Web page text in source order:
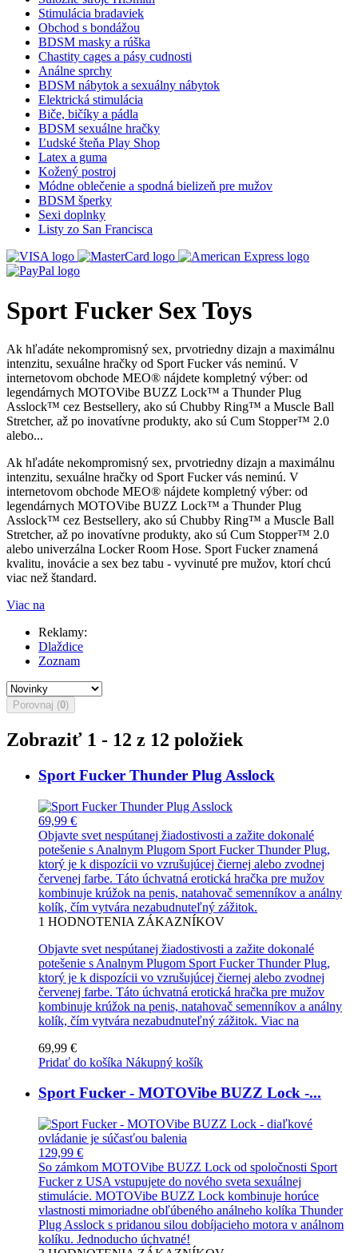
Stimulácia bradaviek
Obchod s bondážou
BDSM masky a rúška
Chastity cages a pásy cudnosti
Análne sprchy
BDSM nábytok a sexuálny nábytok
Elektrická stimulácia
Biče, bičíky a pádla
BDSM sexuálne hračky
Ľudské šteňa Play Shop
Latex a guma
Kožený postroj
Módne oblečenie a spodná bielizeň pre mužov
BDSM šperky
Sexi doplnky
Listy zo San Francisca
Sport Fucker Sex Toys
Ak hľadáte nekompromisný sex, prvotriedny dizajn a maximálnu
intenzitu, sexuálne hračky od Sport Fucker vás neminú. V
internetovom obchode MEO® nájdete kompletný výber: od
legendárnych MOTOVibe BUZZ Lock™ a Thunder Plug
Asslock™ cez Bestsellery, ako sú Chubby Ring™ a Muscle Ball
Stretcher, až po inovatívne produkty, ako sú Cum Stopper™ 2.0
alebo...
Ak hľadáte nekompromisný sex, prvotriedny dizajn a maximálnu
intenzitu, sexuálne hračky od Sport Fucker vás neminú. V
internetovom obchode MEO® nájdete kompletný výber: od
legendárnych MOTOVibe BUZZ Lock™ a Thunder Plug
Asslock™ cez Bestsellery, ako sú Chubby Ring™ a Muscle Ball
Stretcher, až po inovatívne produkty, ako sú Cum Stopper™ 2.0
alebo univerzálna Locker Room Hose. Sport Fucker znamená
kvalitu, inovácie a sex bez tabu - vyvinuté pre mužov, ktorí chcú
viac než štandard.
Viac na
Reklamy:
Dlaždice
Zoznam
Porovnaj (0)
Zobraziť 1 - 12 z 12 položiek
Sport Fucker Thunder Plug Asslock
69,99 €
Objavte svet nespútanej žiadostivosti a zažite dokonalé
potešenie s Analnym Plugom Sport Fucker Thunder Plug,
ktorý je k dispozícii vo vzrušujúcej čiernej alebo zvodnej
červenej farbe. Táto úchvatná erotická hračka pre mužov
kombinuje krúžok na penis, natahovač semenníkov a análny
kolík, čím vytvára nezabudnuteľný zážitok.
1 HODNOTENIA ZÁKAZNÍKOV
Objavte svet nespútanej žiadostivosti a zažite dokonalé
potešenie s Analnym Plugom Sport Fucker Thunder Plug,
ktorý je k dispozícii vo vzrušujúcej čiernej alebo zvodnej
červenej farbe. Táto úchvatná erotická hračka pre mužov
kombinuje krúžok na penis, natahovač semenníkov a análny
kolík, čím vytvára nezabudnuteľný zážitok. Viac na
69,99 €
Pridať do košíka Nákupný košík
Sport Fucker - MOTOVibe BUZZ Lock -...
129,99 €
So zámkom MOTOVibe BUZZ Lock od spoločnosti Sport
Fucker z USA vstupujete do nového sveta sexuálnej
stimulácie. MOTOVibe BUZZ Lock kombinuje horúce
vlastnosti mimoriadne obľúbeného análneho kolíka Thunder
Plug Asslock s pridanou silou dobíjacieho motora v análnom
kolíku. Jednoducho úchvatné!